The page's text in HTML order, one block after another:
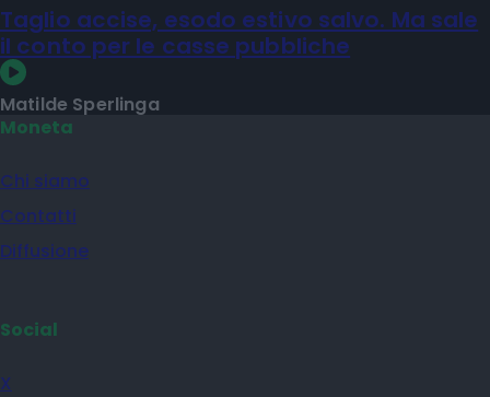
Taglio accise, esodo estivo salvo. Ma sale
il conto per le casse pubbliche
Matilde Sperlinga
Moneta
Chi siamo
Contatti
Diffusione
Social
X